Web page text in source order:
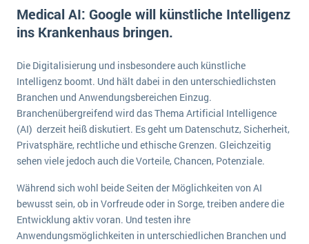
Suche
Auswahl
Einführung
Schulung
Auswertung
Service und Wartung
E-commerce
Einzelhandel
Grosshandel
Handel
Handwerk
Health Care
IKT
Installation
Landwirtschaft
Maschinenbau
Die 4 Komponenten eines CRM-Systems
5 Funktionen einer ERP-Software für Konzerne
Was ist Data Mining? - Ein Leitfaden für Unternehmen
Mehr über ERP-Software
ERP Wissenszentrum
Offene Stellen bei ERP-Lieferanten
Über uns
DSGVO/GDPR
Impressum
Kontakt
Medical AI: Google will künstliche Intelligenz
ins Krankenhaus bringen.
Die Digitalisierung und insbesondere auch künstliche
Intelligenz boomt. Und hält dabei in den unterschiedlichsten
Branchen und Anwendungsbereichen Einzug.
Branchenübergreifend wird das Thema Artificial Intelligence
(AI) derzeit heiß diskutiert. Es geht um Datenschutz, Sicherheit,
Privatsphäre, rechtliche und ethische Grenzen. Gleichzeitig
sehen viele jedoch auch die Vorteile, Chancen, Potenziale.
Während sich wohl beide Seiten der Möglichkeiten von AI
bewusst sein, ob in Vorfreude oder in Sorge, treiben andere die
Entwicklung aktiv voran. Und testen ihre
Anwendungsmöglichkeiten in unterschiedlichen Branchen und